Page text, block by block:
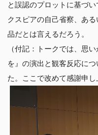
と誤認のプロットに基づ
クスピアの自己省察、あ
品だとは言えるだろう。
（付記：トークでは、思
を』の演出と観客反応に
た。ここで改めて感謝申し